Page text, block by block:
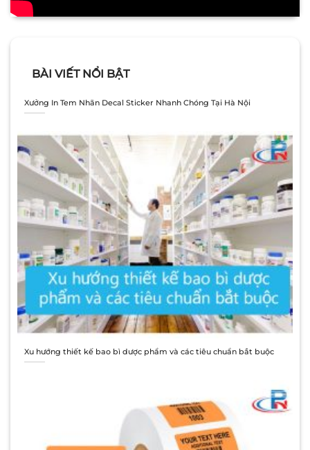
BÀI VIẾT NỔI BẬT
Xưởng In Tem Nhãn Decal Sticker Nhanh Chóng Tại Hà Nội
Xu hướng thiết kế bao bì dược phẩm và các tiêu chuẩn bắt buộc